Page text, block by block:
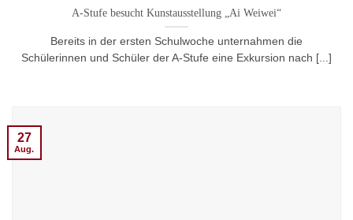
A-Stufe besucht Kunstausstellung „Ai Weiwei“
Bereits in der ersten Schulwoche unternahmen die
Schülerinnen und Schüler der A-Stufe eine Exkursion nach [...]
27
Aug.